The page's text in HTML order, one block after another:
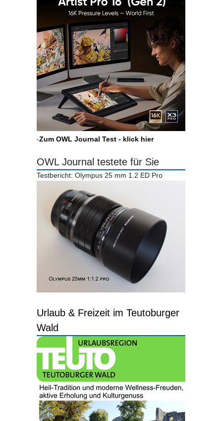
-Zum OWL Journal Test - klick hier
OWL Journal testete für Sie
Testbericht: Olympus 25 mm 1.2 ED Pro
Urlaub & Freizeit im Teutoburger
Wald